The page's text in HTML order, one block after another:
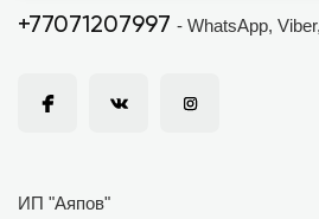
+77071207997 - WhatsApp,
ИП "Аяпов"